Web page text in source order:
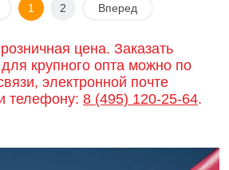
1 2 Вперед
цена. Заказать
для крупного опта можно по
электронной почте
телефону: 8 (495) 120-25-64.